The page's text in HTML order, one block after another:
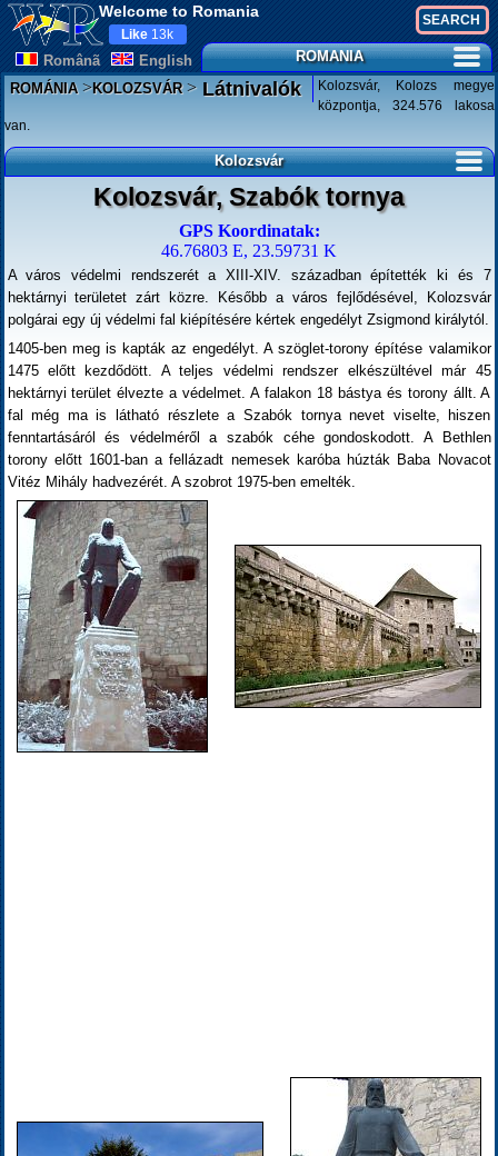
Welcome to Romania
Românã English
Like 13k
ROMANIA
ROMÁNIA>KOLOZSVÁR>Látnivalók
Kolozsvár, Kolozs megye
központja, 324.576 lakosa
van.
Kolozsvár
Kolozsvár, Szabók tornya
GPS Koordinatak:
46.76803 E, 23.59731 K
A város védelmi rendszerét a XIII-XIV. században építették ki és 7
hektárnyi területet zárt közre. Később a város fejlődésével, Kolozsvár
polgárai egy új védelmi fal kiépítésére kértek engedélyt Zsigmond királytól.
1405-ben meg is kapták az engedélyt. A szöglet-torony építése valamikor
1475 előtt kezdődött. A teljes védelmi rendszer elkészültével már 45
hektárnyi terület élvezte a védelmet. A falakon 18 bástya és torony állt. A
fal még ma is látható részlete a Szabók tornya nevet viselte, hiszen
fenntartásáról és védelméről a szabók céhe gondoskodott. A Bethlen
torony előtt 1601-ban a fellázadt nemesek karóba húzták Baba Novacot
Vitéz Mihály hadvezérét. A szobrot 1975-ben emelték.